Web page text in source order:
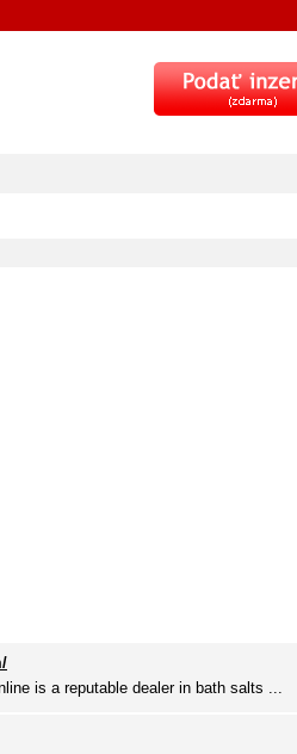
is a reputable dealer in bath salts ...